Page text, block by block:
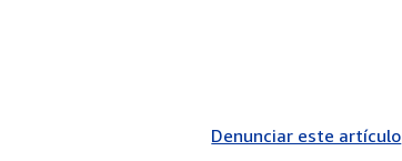
Denunciar este artículo